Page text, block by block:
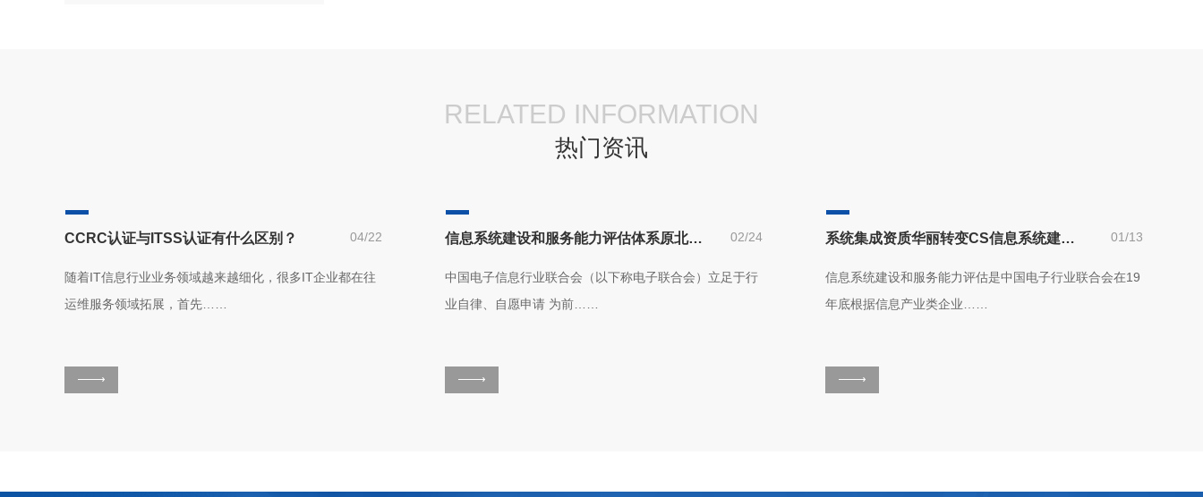
RELATED INFORMATION
热门资讯
04/22
CCRC认证与ITSS认证有什么区别？
随着IT信息行业业务领域越来越细化，很多IT企业都在往
运维服务领域拓展，首先……
02/24
信息系统建设和服务能力评估体系原北京系统集成资质认未来的发展趋势
中国电子信息行业联合会（以下称电子联合会）立足于行
业自律、自愿申请 为前……
01/13
系统集成资质华丽转变CS信息系统建设和服务能力评估体系
信息系统建设和服务能力评估是中国电子行业联合会在19
年底根据信息产业类企业……